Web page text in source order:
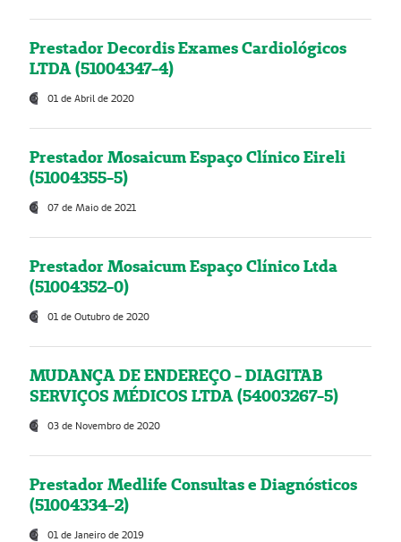
Prestador Decordis Exames Cardiológicos
LTDA (51004347-4)
01 de Abril de 2020
Prestador Mosaicum Espaço Clínico Eireli
(51004355-5)
07 de Maio de 2021
Prestador Mosaicum Espaço Clínico Ltda
(51004352-0)
01 de Outubro de 2020
MUDANÇA DE ENDEREÇO - DIAGITAB
SERVIÇOS MÉDICOS LTDA (54003267-5)
03 de Novembro de 2020
Prestador Medlife Consultas e Diagnósticos
(51004334-2)
01 de Janeiro de 2019